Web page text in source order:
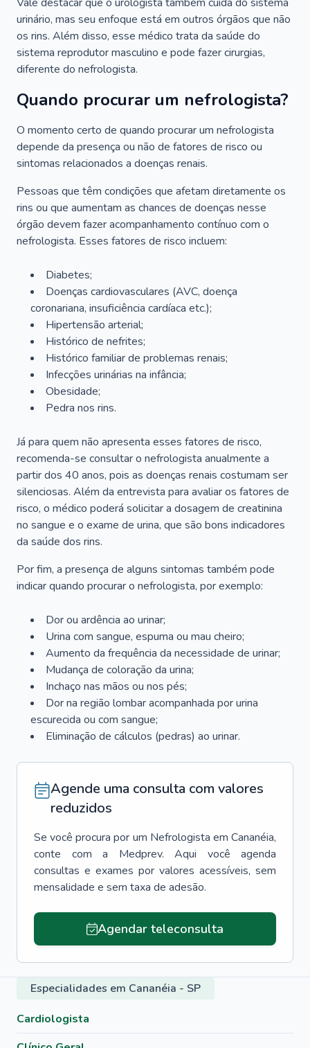
urinário, mas seu enfoque está em outros órgãos que não
os rins. Além disso, esse médico trata da saúde do
sistema reprodutor masculino e pode fazer cirurgias,
diferente do nefrologista.
Quando procurar um nefrologista?
O momento certo de quando procurar um nefrologista
depende da presença ou não de fatores de risco ou
sintomas relacionados a doenças renais.
Pessoas que têm condições que afetam diretamente os
rins ou que aumentam as chances de doenças nesse
órgão devem fazer acompanhamento contínuo com o
nefrologista. Esses fatores de risco incluem:
Diabetes;
Doenças cardiovasculares (AVC, doença
coronariana, insuficiência cardíaca etc.);
Hipertensão arterial;
Histórico de nefrites;
Histórico familiar de problemas renais;
Infecções urinárias na infância;
Obesidade;
Pedra nos rins.
Já para quem não apresenta esses fatores de risco,
recomenda-se consultar o nefrologista anualmente a
partir dos 40 anos, pois as doenças renais costumam ser
silenciosas. Além da entrevista para avaliar os fatores de
risco, o médico poderá solicitar a dosagem de creatinina
no sangue e o exame de urina, que são bons indicadores
da saúde dos rins.
Por fim, a presença de alguns sintomas também pode
indicar quando procurar o nefrologista, por exemplo:
Dor ou ardência ao urinar;
Urina com sangue, espuma ou mau cheiro;
Aumento da frequência da necessidade de urinar;
Mudança de coloração da urina;
Inchaço nas mãos ou nos pés;
Dor na região lombar acompanhada por urina
escurecida ou com sangue;
Eliminação de cálculos (pedras) ao urinar.
Agende uma consulta com valores
reduzidos
Se você procura por um Nefrologista em Cananéia,
conte com a Medprev. Aqui você agenda
consultas e exames por valores acessíveis, sem
mensalidade e sem taxa de adesão.
Agendar teleconsulta
Especialidades em Cananéia - SP
Cardiologista